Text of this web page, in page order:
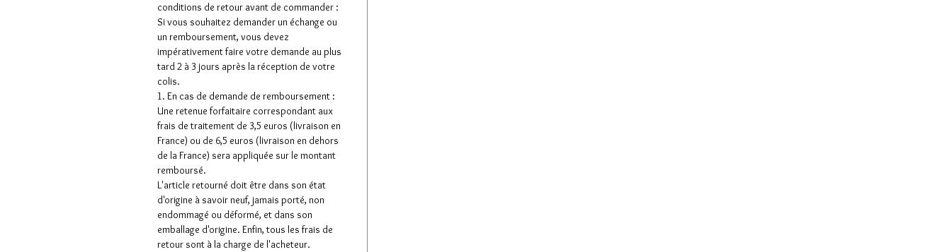
conditions de retour avant de commander :
Si vous souhaitez demander un échange ou
un remboursement, vous devez
impérativement faire votre demande au plus
tard 2 à 3 jours après la réception de votre
colis.
1. En cas de demande de remboursement :
Une retenue forfaitaire correspondant aux
frais de traitement de 3,5 euros (livraison en
France) ou de 6,5 euros (livraison en dehors
de la France) sera appliquée sur le montant
remboursé.
L'article retourné doit être dans son état
d'origine à savoir neuf, jamais porté, non
endommagé ou déformé, et dans son
emballage d'origine. Enfin, tous les frais de
retour sont à la charge de l'acheteur.